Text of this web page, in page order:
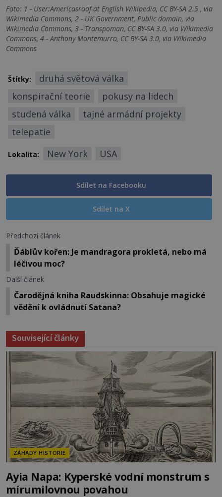
Foto: 1 - User:Americasroof at English Wikipedia, CC BY-SA 2.5 , via
Wikimedia Commons, 2 - UK Government, Public domain, via
Wikimedia Commons, 3 - Transpoman, CC BY-SA 3.0, via Wikimedia
Commons, 4 - Anthony Montemurro, CC BY-SA 3.0, via Wikimedia
Commons
Štítky:
druhá světová válka
konspirační teorie
pokusy na lidech
studená válka
tajné armádní projekty
telepatie
Lokalita: New York USA
Sdílet na Facebooku
Sdílet na X
Předchozí článek
Ďáblův kořen: Je mandragora prokletá, nebo má
léčivou moc?
Další článek
Čarodějná kniha Raudskinna: Obsahuje magické
vědění k ovládnutí Satana?
Související články
ZÁHADY HISTORIE
Ayia Napa: Kyperské vodní monstrum s
mírumilovnou povahou